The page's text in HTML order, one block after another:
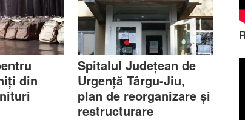
din
Spitalul Județean de
Urgență Târgu-Jiu,
plan de reorganizare și
restructurare